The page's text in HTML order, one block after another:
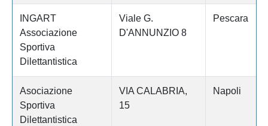
INGART
Associazione
Sportiva
Dilettantistica
Viale G.
D'ANNUNZIO 8
Pescara
Asociazione
Sportiva
Dilettantistica
VIA CALABRIA,
15
Napoli